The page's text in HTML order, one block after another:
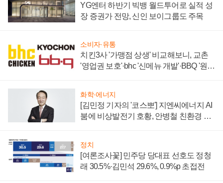
YG엔터 하반기 빅뱅 월드투어로 실적 성
장 증권가 전망, 신인 보이그룹도 주목
소비자·유통
치킨3사 '가맹점 상생' 비교해보니, 교촌
'영업권 보호'·bhc '신메뉴 개발'·BBQ '원가
화학·에너지
[김민정 기자의 '코스뽀'] 지엔씨에너지 AI
붐에 비상발전기 호황, 안병철 친환경 에
정치
[여론조사꽃] 민주당 당대표 선호도 정청
래 30.5%·김민석 29.6%, 0.9%p 초접전